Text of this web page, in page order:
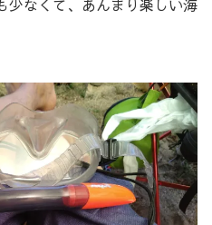
少なくて、あんまり楽しい海